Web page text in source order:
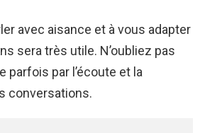
avec aisance et à vous adapter
sera très utile. N’oubliez pas
parfois par l’écoute et la
conversations.